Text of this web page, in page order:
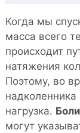
Когда мы
масса всего
происходит
натяжения
Поэтому, во
нагрузка.
могут